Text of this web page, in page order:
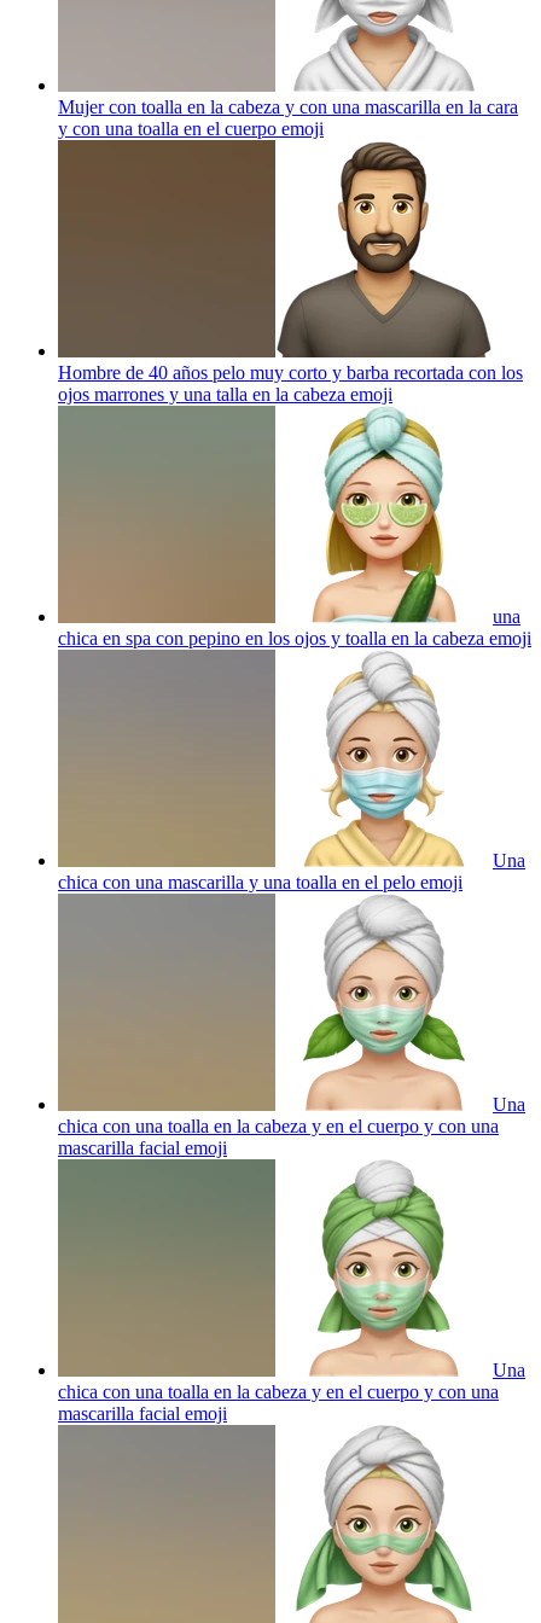
Mujer con toalla en la cabeza y con una mascarilla en la cara
y con una toalla en el cuerpo emoji
Hombre de 40 años pelo muy corto y barba recortada con los
ojos marrones y una talla en la cabeza emoji
una
chica en spa con pepino en los ojos y toalla en la cabeza emoji
Una
chica con una mascarilla y una toalla en el pelo emoji
Una
chica con una toalla en la cabeza y en el cuerpo y con una
mascarilla facial emoji
Una
chica con una toalla en la cabeza y en el cuerpo y con una
mascarilla facial emoji